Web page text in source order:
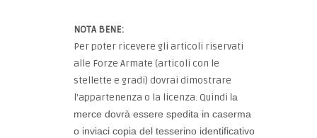
NOTA BENE:
Per poter ricevere gli articoli riservati
alle Forze Armate (articoli con le
stellette e gradi) dovrai dimostrare
l'appartenenza o la licenza. Quindi la
merce dovrà essere spedita in caserma
o inviaci copia del tesserino identificativo